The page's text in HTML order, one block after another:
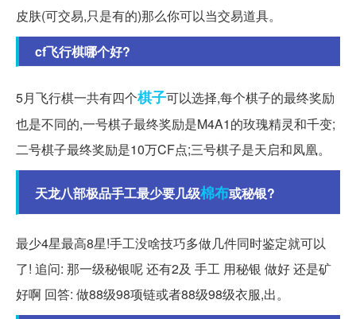
皮肤(可交易,只是有的)那么你可以当交易道具。
cf飞行棋哪个好?
5月飞行棋一共有四个棋子可以选择,每个棋子的最终奖励
也是不同的,一号棋子最终奖励是M4A1的玫瑰精灵和千变;
二号棋子最终奖励是10万CF点;三号棋子是天启和凤凰。
天龙八部极品手工最少要几级棉布或秘银?
最少4星最高8星!手工没啥技巧多做几件同时鉴定就可以
了! 追问: 那一级秘银呢 还有2及 手工 用秘银 做好 还是矿
好啊 回答: 做88级98项链或者88级98级衣服,出。